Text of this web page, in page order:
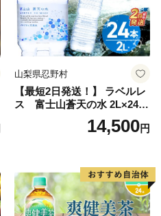
日本 ふかむし茶 ふかむし 家
庭用 自宅用 ちゃ りょくちゃ
ふかむしちゃ 急須 甘み 川崎
町 送料無料
山梨県忍野村
【最短2日発送！】 ラベルレ
ス 富士山蒼天の水 2L×24本
（4ケース）※離島不可 天然
水 ミネラルウォーター 水 ペ
産 シリカ ミネラル 美容 備蓄
防災 長期保存 富士山 山梨県
忍野村
14,500円